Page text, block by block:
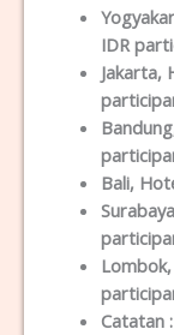
IDR
Jakarta,
Bandung
Bali,
Surabaya
Lombok
Catatan :